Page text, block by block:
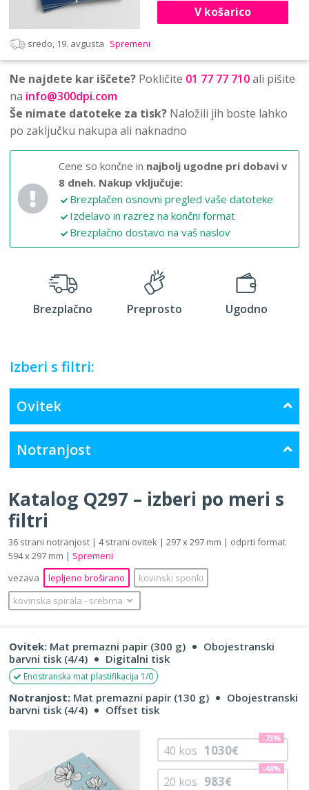
V košarico
sredo, 19. avgusta Spremeni
Ne najdete kar iščete? Pokličite 01 77 77 710ali pišite
na info@300dpi.com
Še nimate datoteke za tisk? Naložili jih boste lahko
po zaključku nakupa ali naknadno
Cene so končne in najbolj ugodne pri dobavi v
8 dneh. Nakup vključuje:
Brezplačen osnovni pregled vaše datoteke
Izdelavo in razrez na končni format
Brezplačno dostavo na vaš naslov
Brezplačno Preprosto Ugodno
Izberi s filtri:
Ovitek
Notranjost
Katalog Q297 – izberi po meri s
filtri
36 strani notranjost | 4 strani ovitek | 297 x 297 mm | odprti format
594 x 297 mm | Spremeni
vezava
lepljeno broširano
kovinski sponki
kovinska spirala ‐ srebrna
Ovitek: Mat premazni papir (300 g)
Obojestranski
barvni tisk (4/4)
Digitalni tisk
Enostranska mat plastifikacija 1/0
Notranjost: Mat premazni papir (130 g)
Obojestranski
barvni tisk (4/4)
Offset tisk
20 kos 983€
-48%
40 kos 1030€
-73%